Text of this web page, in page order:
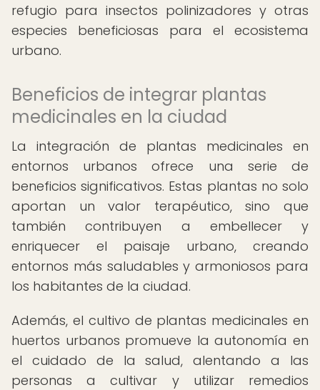
refugio para insectos polinizadores y otras
especies beneficiosas para el ecosistema
urbano.
Beneficios de integrar plantas
medicinales en la ciudad
La integración de plantas medicinales en
entornos urbanos ofrece una serie de
beneficios significativos. Estas plantas no solo
aportan un valor terapéutico, sino que
también contribuyen a embellecer y
enriquecer el paisaje urbano, creando
entornos más saludables y armoniosos para
los habitantes de la ciudad.
Además, el cultivo de plantas medicinales en
huertos urbanos promueve la autonomía en
el cuidado de la salud, alentando a las
personas a cultivar y utilizar remedios